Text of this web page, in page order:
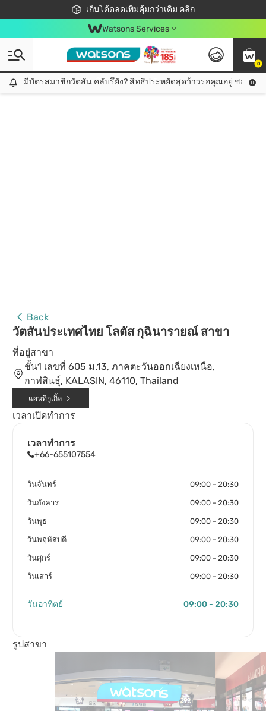
เก็บโค้ดลดเพิ่มคุ้มกว่าเดิม คลิก
ชอปออนไลน์ครั้งแรก ลดเพิ่มจุก ๆ 10%! 🎉
📦ส่งฟรี! เมื่อชอป 499฿
สมาชิกวัตสัน คลับดียังไง?
Watsons Services
0
มีบัตรสมาชิกวัตสัน คลับรึยัง? สิทธิประหยัดสุดว้าวรอคุณอยู่ ชอปคุ้มกว่าเดิม คลิก!
มีบัตรสมาชิกวัตสัน คลับรึยัง? สิทธิประหยัดสุดว้าวรอคุณอยู่ ชอปคุ้มก
Back
วัตสันประเทศไทย โลตัส กุฉินารายณ์ สาขา
ที่อยู่สาขา
ชั้น1 เลขที่ 605 ม.13, ภาคตะวันออกเฉียงเหนือ,
กาฬสินธุ์, KALASIN, 46110, Thailand
แผนที่กูเกิ้ล
เวลาเปิดทำการ
เวลาทำการ
+66-655107554
วันจันทร์ 09:00 - 20:30
วันอังคาร 09:00 - 20:30
วันพุธ 09:00 - 20:30
วันพฤหัสบดี 09:00 - 20:30
วันศุกร์ 09:00 - 20:30
วันเสาร์ 09:00 - 20:30
วันอาทิตย์ 09:00 - 20:30
รูปสาขา